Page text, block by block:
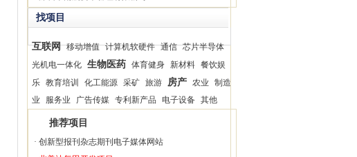
找项目
互联网 移动增值 计算机软硬件 通信 芯片半导体
光机电一体化 生物医药 体育健身 新材料 餐饮娱
乐 教育培训 化工能源 采矿 旅游 房产 农业
制造
业
服务业 广告传媒 专利新产品 电子设备 其他
推荐项目
· 创新型报刊杂志期刊电子媒体网站